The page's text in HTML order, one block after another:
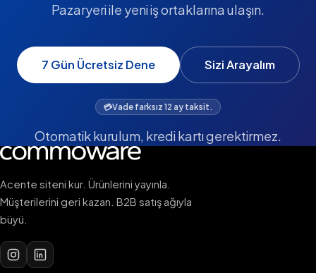
Pazaryeri ile yeni iş ortaklarına ulaşın.
7 Gün Ücretsiz Dene Sizi Arayalım
💳Vade farksız 12 ay taksit.
Otomatik kurulum, kredi kartı gerektirmez.
Acente siteni kur. Ürünlerini yayınla.
Müşterilerini geri kazan. B2B satış ağıyla
büyü.